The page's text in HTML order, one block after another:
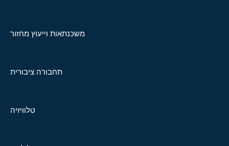
משכנתאות וייעוץ מחזור
תחבורה ציבורית
טלוויזיה